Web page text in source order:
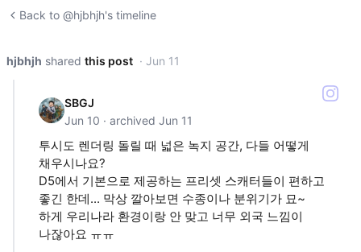
Back to @hjbhjh's timeline
hjbhjh shared this post · Jun 11
SBGJ
Jun 10 · archived Jun 11
투시도 렌더링 돌릴 때 넓은 녹지 공간, 다들 어떻게
채우시나요?
D5에서 기본으로 제공하는 프리셋 스캐터들이 편하고
좋긴 한데... 막상 깔아보면 수종이나 분위기가 묘~
하게 우리나라 환경이랑 안 맞고 너무 외국 느낌이
나잖아요 ㅠㅠ